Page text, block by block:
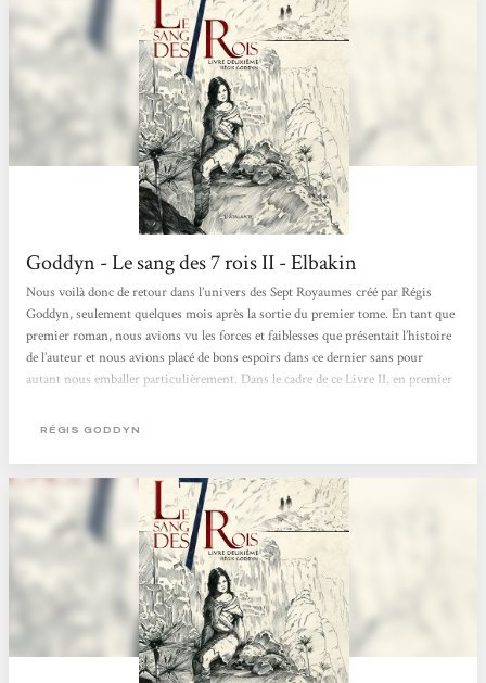
Goddyn - Le sang des 7 rois II - Elbakin
Nous voilà donc de retour dans l’univers des Sept Royaumes créé par Régis
Goddyn, seulement quelques mois après la sortie du premier tome. En tant que
premier roman, nous avions vu les forces et faiblesses que présentait l’histoire
de l’auteur et nous avions placé de bons espoirs dans ce dernier sans pour
autant nous emballer particulièrement. Dans le cadre de ce Livre II, en premier
dans leurs pérégrinations, sans véritable ellipse. De plus, l’auteur distille les
RÉGIS GODDYN